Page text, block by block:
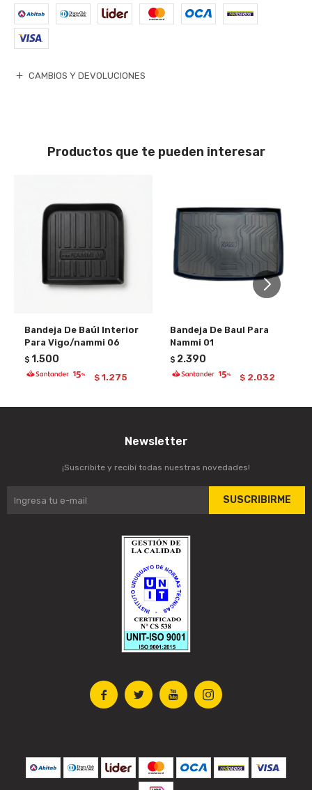
CAMBIOS Y DEVOLUCIONES
Productos que te pueden interesar
Bandeja De Baúl Interior
Para Vigo/nammi 06
$ 1.500
$ 1.275
Bandeja De Baul Para
Nammi 01
$ 2.390
$ 2.032
   
Newsletter
¡Suscribite y recibí todas nuestras novedades!
SUSCRIBIRME